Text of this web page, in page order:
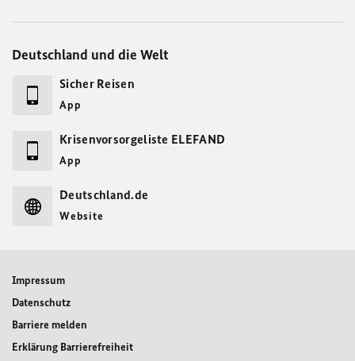
Deutschland und die Welt
Sicher Reisen
App
Krisenvorsorgeliste ELEFAND
App
Deutschland.de
Website
Impressum
Datenschutz
Barriere melden
Erklärung Barrierefreiheit